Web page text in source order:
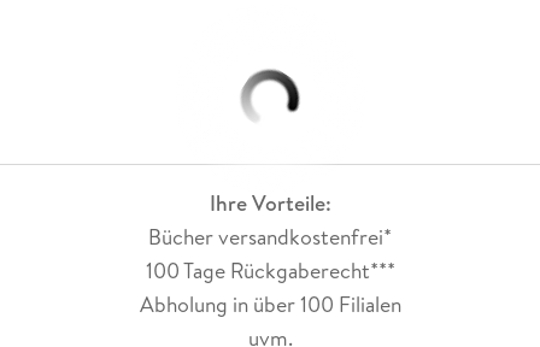
Ihre Vorteile:
Bücher versandkostenfrei*
100 Tage Rückgaberecht***
Abholung in über 100 Filialen
uvm.